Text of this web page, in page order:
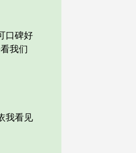
口碑好
我们
我看见